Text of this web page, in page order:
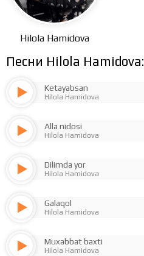
Hilola Hamidova
Песни Hilola Hamidova:
Ketayabsan
Hilola Hamidova
Alla nidosi
Hilola Hamidova
Dilimda yor
Hilola Hamidova
Galaqol
Hilola Hamidova
Muxabbat baxti
Hilola Hamidova